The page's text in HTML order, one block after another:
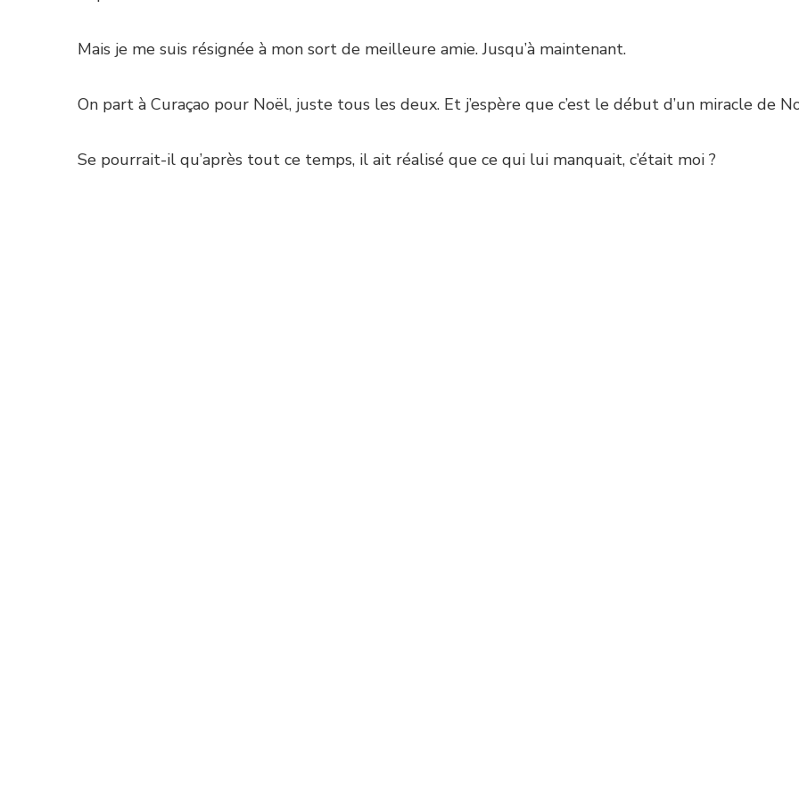
Mais je me suis résignée à mon sort de meilleure amie. Jusqu’à maintenant.
On part à Curaçao pour Noël, juste tous les deux. Et j’espère que c’est le début d’un miracle de
Se pourrait-il qu’après tout ce temps, il ait réalisé que ce qui lui manquait, c’était moi ?